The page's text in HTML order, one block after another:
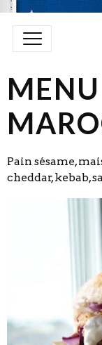
Pain sésame,
cheddar, kebab,